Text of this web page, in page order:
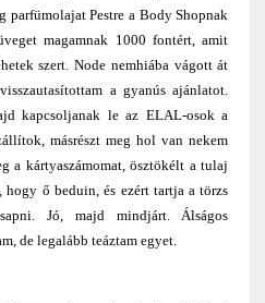
parfümolajat Pestre a Body Shopnak
magamnak 1000 fontért, amit
szert. Node nemhiába vágott át
a gyanús ajánlatot.
kapcsoljanak le az ELAL-osok a
másrészt meg hol van nekem
a kártyaszámomat, ösztökélt a tulaj
hogy ő beduin, és ezért tartja a törzs
Jó, majd mindjárt. Álságos
de legalább teáztam egyet.